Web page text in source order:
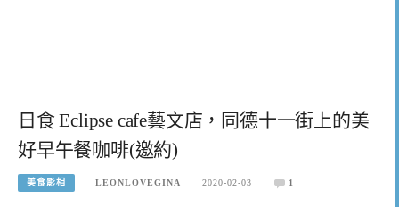
日食 Eclipse cafe藝文店，同德十一街上的美
好早午餐咖啡(邀約)
美食影相 LEONLOVEGINA 2020-02-03 1